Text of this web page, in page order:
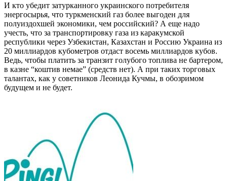
И кто убедит затурканного украинского потребителя
энергосырья, что туркменский газ более выгоден для
полуиздохшей экономики, чем российский? А еще надо
учесть, что за транспортировку газа из каракумской
республики через Узбекистан, Казахстан и Россию Украина из
20 миллиардов кубометров отдаст восемь миллиардов кубов.
Ведь, чтобы платить за транзит голубого топлива не бартером,
в казне “коштив немае” (средств нет). А при таких торговых
талантах, как у советников Леонида Кучмы, в обозримом
будущем и не будет.